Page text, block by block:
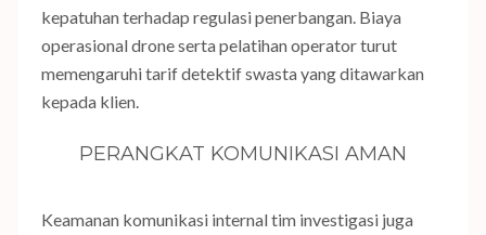
kepatuhan terhadap regulasi penerbangan. Biaya
operasional drone serta pelatihan operator turut
memengaruhi tarif detektif swasta yang ditawarkan
kepada klien.
PERANGKAT KOMUNIKASI AMAN
Keamanan komunikasi internal tim investigasi juga